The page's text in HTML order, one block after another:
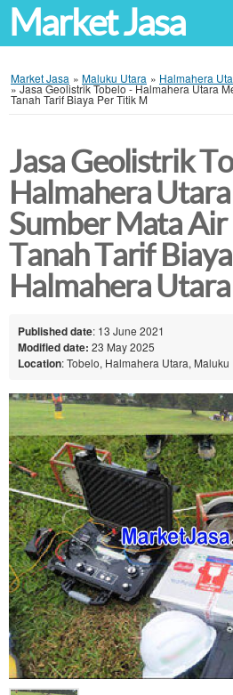
Market Jasa
Market Jasa » Maluku Utara » Halmahera
»Jasa Geolistrik Tobelo - Halmahera Utara
Tanah Tarif Biaya Per Titik M
Jasa Geolistrik
Halmahera
Sumber Mata
Tanah Tarif
Halmahera Utara
Published date: 13 June 2021
Modified date: 23 May 2025
Location: Tobelo, Halmahera Utara,